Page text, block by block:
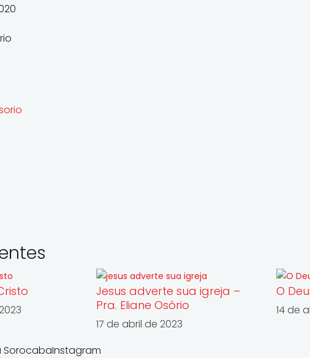
Jesus adverte sua igreja –
Pra. Eliane Osório
17 de abril de 2023
O
14 de